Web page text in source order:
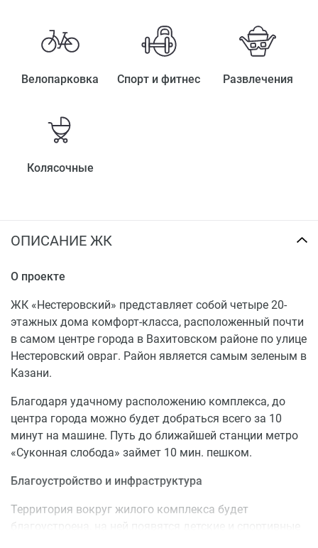
Велопарковка Спорт и фитнес Развлечения
Колясочные
ОПИСАНИЕ ЖК
О проекте
ЖК «Нестеровский» представляет собой четыре 20-
этажных дома комфорт-класса, расположенный почти
в самом центре города в Вахитовском районе по улице
Нестеровский овраг. Район является самым зеленым в
Казани.
Благодаря удачному расположению комплекса, до
центра города можно будет добраться всего за 10
минут на машине. Путь до ближайшей станции метро
«Суконная слобода» займет 10 мин. пешком.
Благоустройство и инфраструктура
Территория вокруг жилого комплекса будет
благоустроена, на ней появятся детские и спортивные